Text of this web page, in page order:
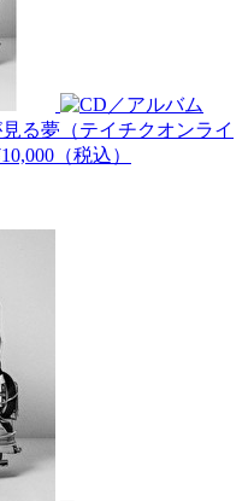
る夢（テイチクオンライ
（税込）